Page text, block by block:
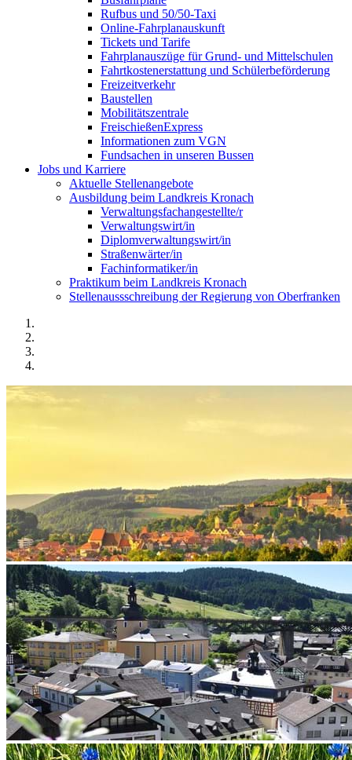
Rufbus und 50/50-Taxi
Online-Fahrplanauskunft
Tickets und Tarife
Fahrplanauszüge für Grund- und Mittelschulen
Fahrtkostenerstattung und Schülerbeförderung
Freizeitverkehr
Baustellen
Mobilitätszentrale
FreischießenExpress
Informationen zum VGN
Fundsachen in unseren Bussen
Jobs und Karriere
Aktuelle Stellenangebote
Ausbildung beim Landkreis Kronach
Verwaltungsfachangestellte/r
Verwaltungswirt/in
Diplomverwaltungswirt/in
Straßenwärter/in
Fachinformatiker/in
Praktikum beim Landkreis Kronach
Stellenaussschreibung der Regierung von Oberfranken